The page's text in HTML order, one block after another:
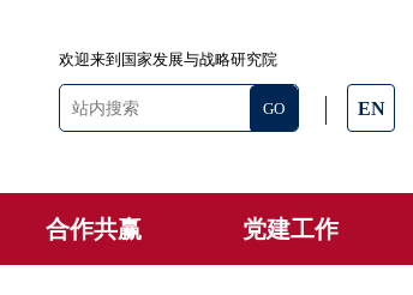
欢迎来到国家发展与战略研究院
EN
合作共赢 党建工作